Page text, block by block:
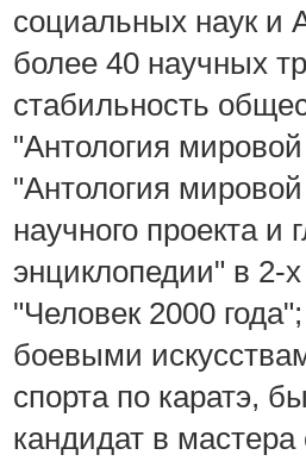
социальных наук и
более 40 научных
стабильность
"Антология
"Антология
научного проекта и
энциклопедии" в 2-
"Человек 2000
боевыми
спорта по каратэ,
кандидат в